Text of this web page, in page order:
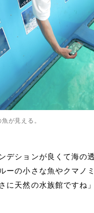
が見える。
デションが良くて海の
ーの小さな魚やクマノ
に天然の水族館ですね」